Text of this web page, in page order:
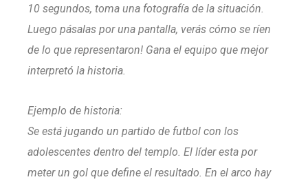
10 segundos, toma una fotografía de la situación.
Luego pásalas por una pantalla, verás cómo se ríen
de lo que representaron! Gana el equipo que mejor
interpretó la historia.
Ejemplo de historia:
Se está jugando un partido de futbol con los
adolescentes dentro del templo. El líder esta por
meter un gol que define el resultado. En el arco hay